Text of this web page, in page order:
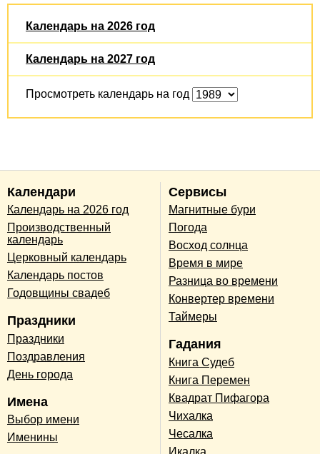
Календарь на 2026 год
Календарь на 2027 год
Просмотреть календарь на год
Календари
Календарь на 2026 год
Производственный
календарь
Церковный календарь
Календарь постов
Годовщины свадеб
Праздники
Праздники
Поздравления
День города
Имена
Выбор имени
Именины
Сервисы
Магнитные бури
Погода
Восход солнца
Время в мире
Разница во времени
Конвертер времени
Таймеры
Гадания
Книга Судеб
Книга Перемен
Квадрат Пифагора
Чихалка
Чесалка
Икалка